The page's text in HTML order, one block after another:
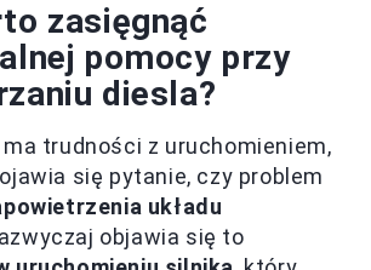
zasięgnąć
pomocy przy
diesla?
trudności z uruchomieniem,
się pytanie, czy problem
układu
objawia się to